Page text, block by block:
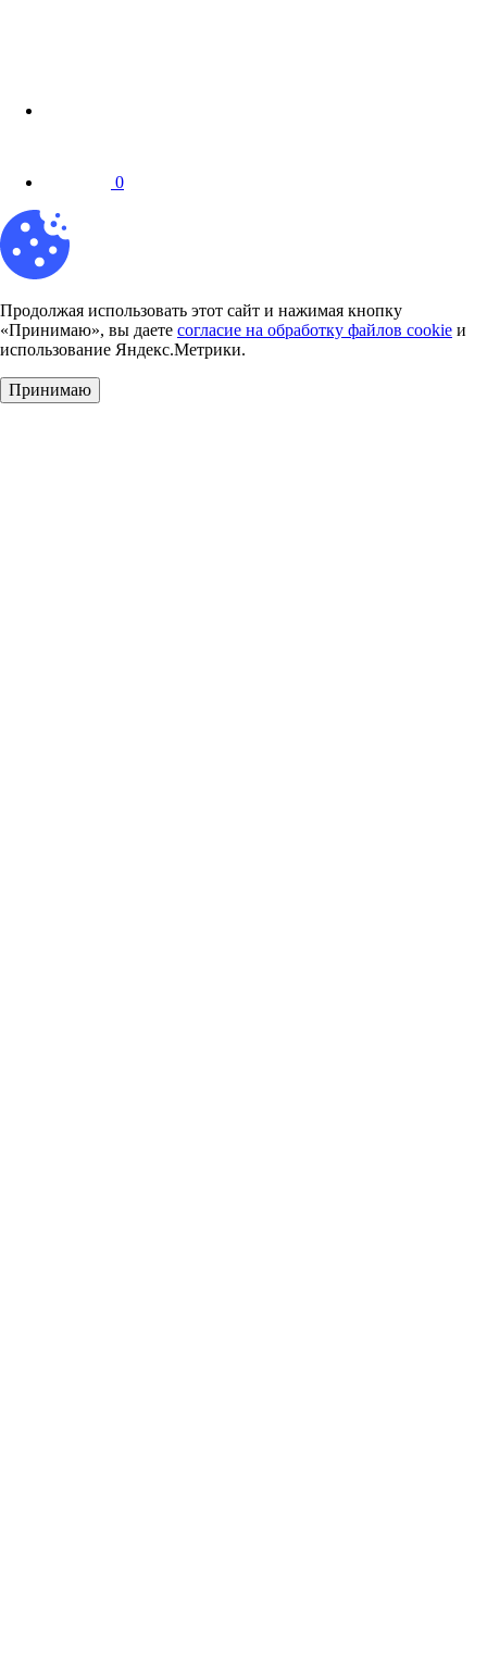
0
Продолжая использовать этот сайт и нажимая кнопку
«Принимаю», вы даете согласие на обработку файлов cookie и
использование Яндекс.Метрики.
Принимаю